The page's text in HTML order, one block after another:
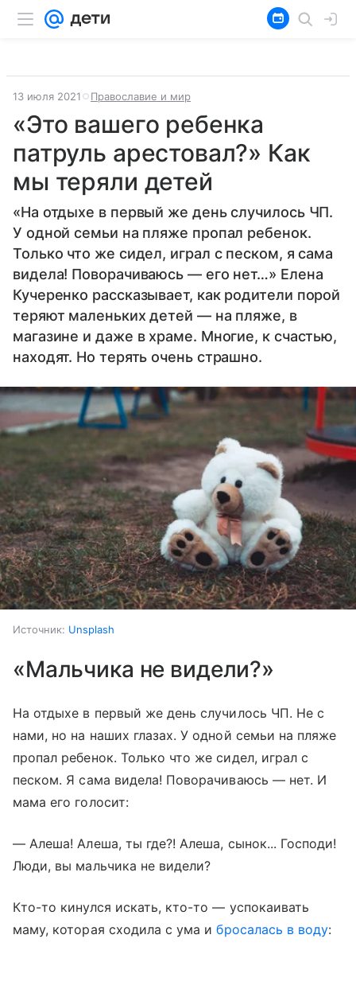
13 июля 2021 Православие и мир
«Это вашего ребенка
патруль арестовал?» Как
мы теряли детей
«На отдыхе в первый же день случилось ЧП.
У одной семьи на пляже пропал ребенок.
Только что же сидел, играл с песком, я сама
видела! Поворачиваюсь — его нет…» Елена
Кучеренко рассказывает, как родители порой
теряют маленьких детей — на пляже, в
магазине и даже в храме. Многие, к счастью,
находят. Но терять очень страшно.
Источник: Unsplash
«Мальчика не видели?»
На отдыхе в первый же день случилось ЧП. Не с
нами, но на наших глазах. У одной семьи на пляже
пропал ребенок. Только что же сидел, играл с
песком. Я сама видела! Поворачиваюсь — нет. И
мама его голосит:
— Алеша! Алеша, ты где?! Алеша, сынок... Господи!
Люди, вы мальчика не видели?
Кто-то кинулся искать, кто-то — успокаивать
маму, которая сходила с ума ибросалась в воду: